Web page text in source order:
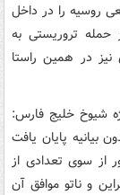
روسیه را در داخل
تروریستی به
در همین راستا
شیوخ خلیج فارس:
پایان یافت
طرح ۱۰ بندی این کشور از سوی تعدادی از
و ناتو موافق آن